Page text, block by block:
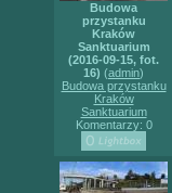
Budowa
przystanku
Kraków
Sanktuarium
(2016-09-15, fot.
16) (admin)
Budowa przystanku
Kraków
Sanktuarium
Komentarzy: 0